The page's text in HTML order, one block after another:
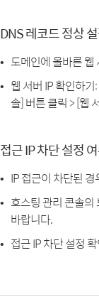
DNS 레코드 정상
도메인에 올바른 웹
웹 서버 IP 확인하기:
솔] 버튼 클릭 > [웹
접근 IP 차단 설정
IP 접근이 차단된
호스팅 관리 콘솔의
바랍니다.
접근 IP 차단 설정